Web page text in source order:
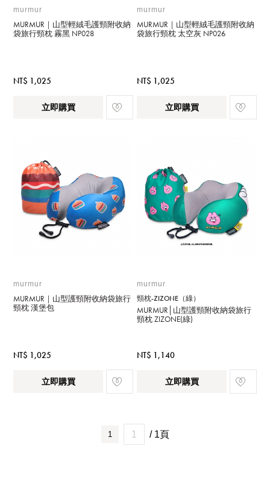
murmur
MURMUR｜山型輕絨毛護頸附收納
袋旅行頸枕 霧黑 NP028
NT$ 1,025
立即購買
murmur
MURMUR｜山型輕絨毛護頸附收納
袋旅行頸枕 太空灰 NP026
NT$ 1,025
立即購買
murmur
MURMUR｜山型護頸附收納袋旅行
頸枕 漢堡包
NT$ 1,025
立即購買
murmur
頸枕-ZIZONE（綠）
MURMUR│山型護頸附收納袋旅行
頸枕 ZIZONE(綠)
NT$ 1,140
立即購買
1 / 1頁